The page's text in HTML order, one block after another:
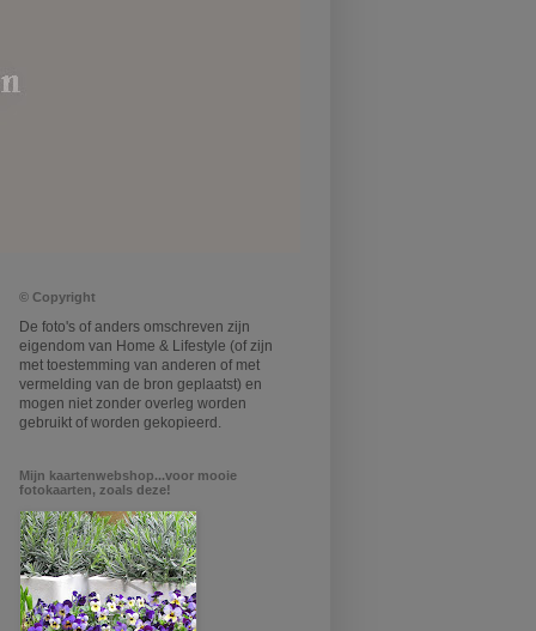
© Copyright
De foto's of anders omschreven zijn
eigendom van Home & Lifestyle (of zijn
met toestemming van anderen of met
vermelding van de bron geplaatst) en
mogen niet zonder overleg worden
gebruikt of worden gekopieerd.
Mijn kaartenwebshop...voor mooie
fotokaarten, zoals deze!